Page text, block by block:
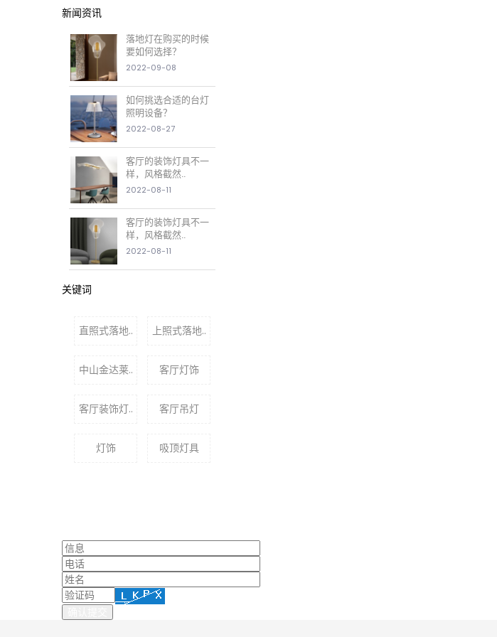
新闻资讯
落地灯在购买的时候
要如何选择？
2022-09-08
如何挑选合适的台灯
照明设备？
2022-08-27
客厅的装饰灯具不一
样，风格截然..
2022-08-11
客厅的装饰灯具不一
样，风格截然..
2022-08-11
关键词
直照式落地.. 上照式落地..
中山金达莱.. 客厅灯饰
客厅装饰灯.. 客厅吊灯
灯饰 吸顶灯具